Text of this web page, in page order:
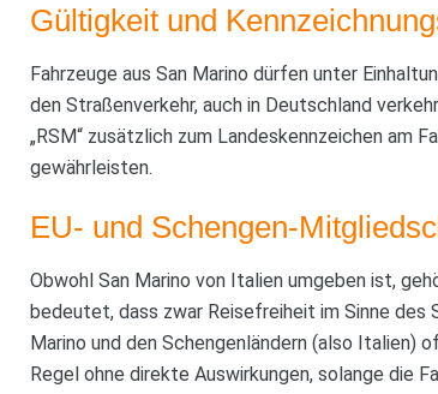
Gültigkeit und
Fahrzeuge aus San Marino dürfen unter
den Straßenverkehr, auch in Deutschland
„RSM“ zusätzlich zum Landeskennzeichen am
gewährleisten.
EU- und Schengen-
Obwohl San Marino von Italien umgeben ist,
bedeutet, dass zwar Reisefreiheit im Sinne des
Marino und den Schengenländern (also Italien)
Regel ohne direkte Auswirkungen, solange die